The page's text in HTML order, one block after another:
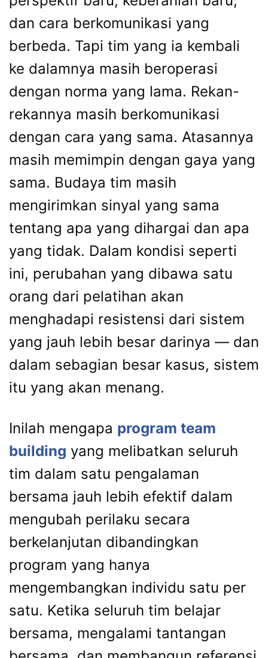
dan cara berkomunikasi yang
berbeda. Tapi tim yang ia kembali
ke dalamnya masih beroperasi
dengan norma yang lama. Rekan-
rekannya masih berkomunikasi
dengan cara yang sama. Atasannya
masih memimpin dengan gaya yang
sama. Budaya tim masih
mengirimkan sinyal yang sama
tentang apa yang dihargai dan apa
yang tidak. Dalam kondisi seperti
ini, perubahan yang dibawa satu
orang dari pelatihan akan
menghadapi resistensi dari sistem
yang jauh lebih besar darinya — dan
dalam sebagian besar kasus, sistem
itu yang akan menang.
Inilah mengapa program team
building yang melibatkan seluruh
tim dalam satu pengalaman
bersama jauh lebih efektif dalam
mengubah perilaku secara
berkelanjutan dibandingkan
program yang hanya
mengembangkan individu satu per
satu. Ketika seluruh tim belajar
bersama, mengalami tantangan